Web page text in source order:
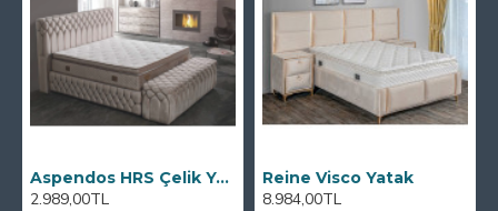
Aspendos HRS Çelik Yaylı Yatak
2.989,00TL
Reine Visco Yatak
8.984,00TL